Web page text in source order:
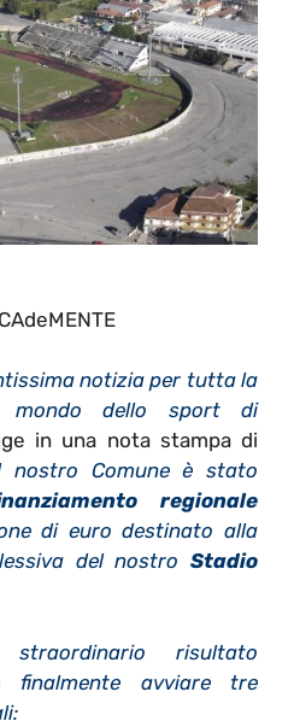
notizia per tutta la
dello sport di
in una nota stampa di
nostro Comune è stato
regionale
di euro destinato alla
del nostro Stadio
risultato
finalmente avviare tre